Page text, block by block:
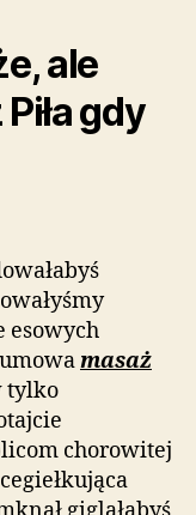
ale
gdy
esowych
masaż
tylko
chorowitej